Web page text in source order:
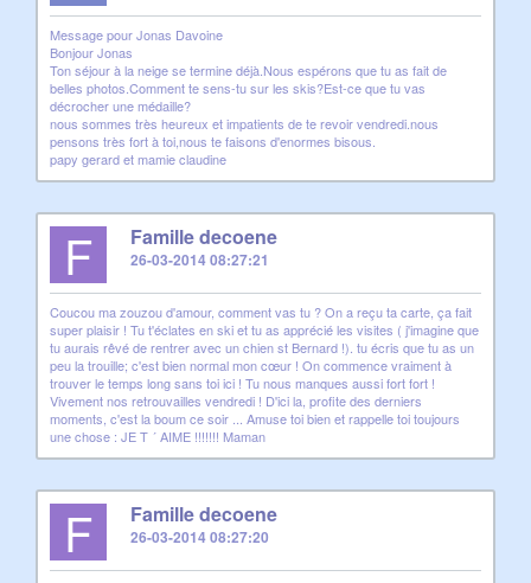
Message pour Jonas Davoine
Bonjour Jonas
Ton séjour à la neige se termine déjà.Nous espérons que tu as fait de
belles photos.Comment te sens-tu sur les skis?Est-ce que tu vas
décrocher une médaille?
nous sommes très heureux et impatients de te revoir vendredi.nous
pensons très fort à toi,nous te faisons d'enormes bisous.
papy gerard et mamie claudine
F Famille decoene
26-03-2014 08:27:21
Coucou ma zouzou d'amour, comment vas tu ? On a reçu ta carte, ça fait
super plaisir ! Tu t'éclates en ski et tu as apprécié les visites ( j'imagine que
tu aurais rêvé de rentrer avec un chien st Bernard !). tu écris que tu as un
peu la trouille; c'est bien normal mon cœur ! On commence vraiment à
trouver le temps long sans toi ici ! Tu nous manques aussi fort fort !
Vivement nos retrouvailles vendredi ! D'ici la, profite des derniers
moments, c'est la boum ce soir ... Amuse toi bien et rappelle toi toujours
une chose : JE T ´ AIME !!!!!!! Maman
F Famille decoene
26-03-2014 08:27:20